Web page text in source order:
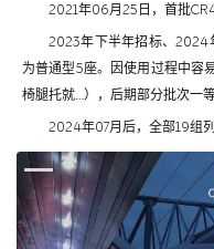
2021年06月25日，首批
2023年下半年招标、2024
为普通型5座。因使用过程中容
椅腿托就…），后期部分批次一
2024年07月后，全部19组